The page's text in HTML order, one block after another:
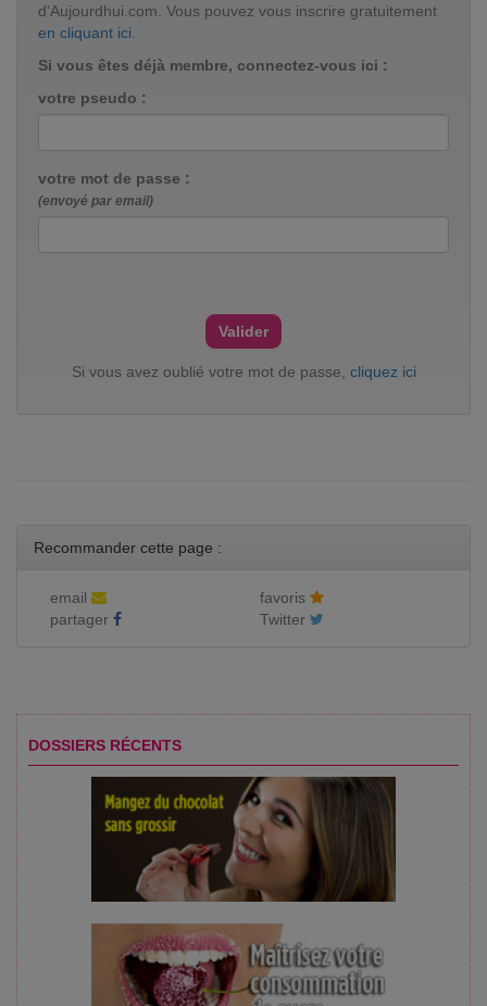
d'Aujourdhui.com. Vous pouvez vous inscrire gratuitement
en cliquant ici.
Si vous êtes déjà membre, connectez-vous ici :
votre pseudo :
votre mot de passe :
(envoyé par email)
Si vous avez oublié votre mot de passe, cliquez ici
Recommander cette page :
email
favoris
partager
Twitter
DOSSIERS RÉCENTS